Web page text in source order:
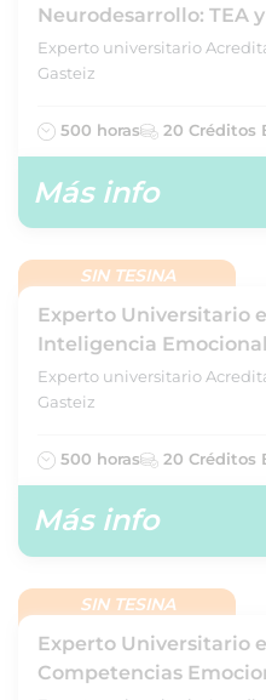
Neurodesarrollo: TEA
Experto universitario
Gasteiz
500 horas 20 Créditos
Más info
SIN TESINA
Experto Universitario
Inteligencia Emocional
Experto universitario
Gasteiz
500 horas 20 Créditos
Más info
SIN TESINA
Experto Universitario
Competencias